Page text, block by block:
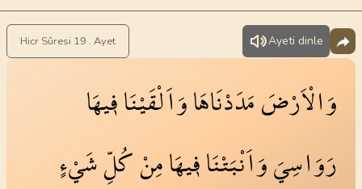
Hicr Sûresi 19 . Ayet Ayeti dinle
وَالْاَرْضَمَدَدْنَاهَاوَاَلْقَيْنَاف۪يهَا
رَوَاسِيَوَاَنْبَتْنَاف۪يهَامِنْكُلِّشَيْءٍ